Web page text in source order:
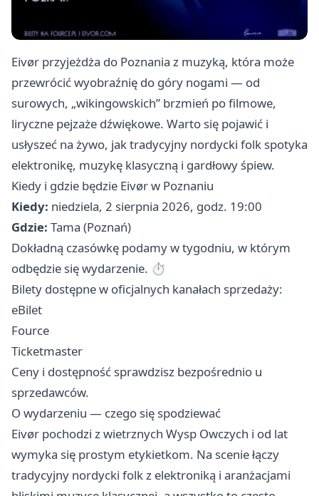
Eivør przyjeżdża do Poznania z muzyką, która może
przewrócić wyobraźnię do góry nogami — od
surowych, „wikingowskich” brzmień po filmowe,
liryczne pejzaże dźwiękowe. Warto się pojawić i
usłyszeć na żywo, jak tradycyjny nordycki folk spotyka
elektronikę, muzykę klasyczną i gardłowy śpiew.
Kiedy i gdzie będzie Eivør w Poznaniu
Kiedy: niedziela, 2 sierpnia 2026, godz. 19:00
Gdzie: Tama (Poznań)
Dokładną czasówkę podamy w tygodniu, w którym
odbędzie się wydarzenie. ⏱
Bilety dostępne w oficjalnych kanałach sprzedaży:
eBilet
Fource
Ticketmaster
Ceny i dostępność sprawdzisz bezpośrednio u
sprzedawców.
O wydarzeniu — czego się spodziewać
Eivør pochodzi z wietrznych Wysp Owczych i od lat
wymyka się prostym etykietkom. Na scenie łączy
tradycyjny nordycki folk z elektroniką i aranżacjami